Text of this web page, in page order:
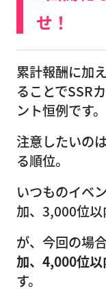
せ！
累計報酬に加
ることでSSR
ント恒例です。
注意したいの
る順位。
いつものイベ
加、3,000位以
が、今回の場合
加、4,000位
す。